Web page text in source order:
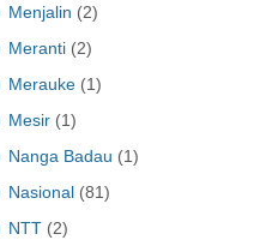
Menjalin (2)
Meranti (2)
Merauke (1)
Mesir (1)
Nanga Badau (1)
Nasional (81)
NTT (2)